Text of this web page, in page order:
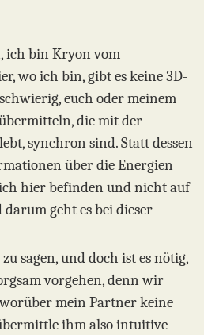
ich bin Kryon vom
wo ich bin, gibt es keine 3D-
euch oder meinem
die mit der
synchron sind. Statt dessen
über die Energien
hier befinden und nicht auf
geht es bei dieser
sagen, und doch ist es nötig,
vorgehen, denn wir
mein Partner keine
ihm also intuitive